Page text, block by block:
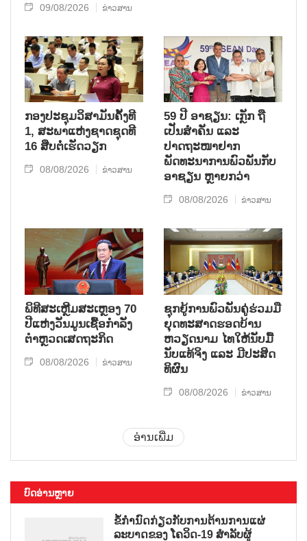
09/08/2026 ຂ່າວສານ
ກອງປະຊຸມວິສາມັນຄັ້ງທີ
1, ສະພາແຫ່ງຊາດຊຸດທີ
16 ສືບຕໍ່ເຮັດວຽກ
08/08/2026 ຂ່າວສານ
59 ປີ ອາຊຽນ: ເກຼັກ ຖື
ເປັນສຳຄັນ ແລະ
ປາດຖະໜາຢາກ
ພັດທະນາການພົວພັນກັບ
ອາຊຽນ ຫຼາຍກວ່າ
08/08/2026 ຂ່າວສານ
ພິທີສະເຫຼີມສະເຫຼອງ 70
ປີແຫ່ງວັນມູນເຊື້ອກຳລັງ
ຕຳຫຼວດເສດຖະກິດ
08/08/2026 ຂ່າວສານ
ຊຸກ​ຍູ້​ການ​ພົວ​ພັນ​ຄູ່​ຮ່ວມ​ມື​
ຍຸດ​ທະ​ສາດ​ຮອດ​ບ້ານ
ຫວຽດ​ນາມ ໄທ​ໃຫ້​ນັບ​ມື້​
ນັບ​ແທ້​ຈິງ ແລະ ມີ​ປະ​ສິດ​
ທິ​ຜົນ
08/08/2026 ຂ່າວສານ
ອ່ານເພີ່ມ
ບົດອ່ານຫຼາຍ
ຂໍ້ກຳນົດກ່ຽວກັບການຕ້ານການແຜ່
ລະບາດຂອງ ໂຄວິດ-19 ສຳລັບຜູ້